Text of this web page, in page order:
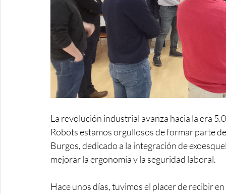
La revolución industrial avanza hacia la era
Robots estamos orgullosos de formar parte
Burgos, dedicado a la integración de
mejorar la ergonomía y la seguridad laboral.
Hace unos días, tuvimos el placer de recibir